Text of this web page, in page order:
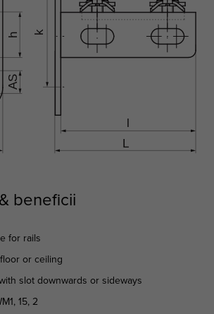
beneficii
for rails
or ceiling
slot downwards or sideways
15, 2